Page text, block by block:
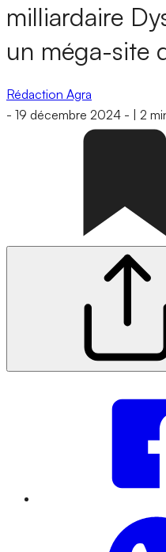
milliardaire
un méga-site
Rédaction Agra
- 19 décembre 2024 - 2